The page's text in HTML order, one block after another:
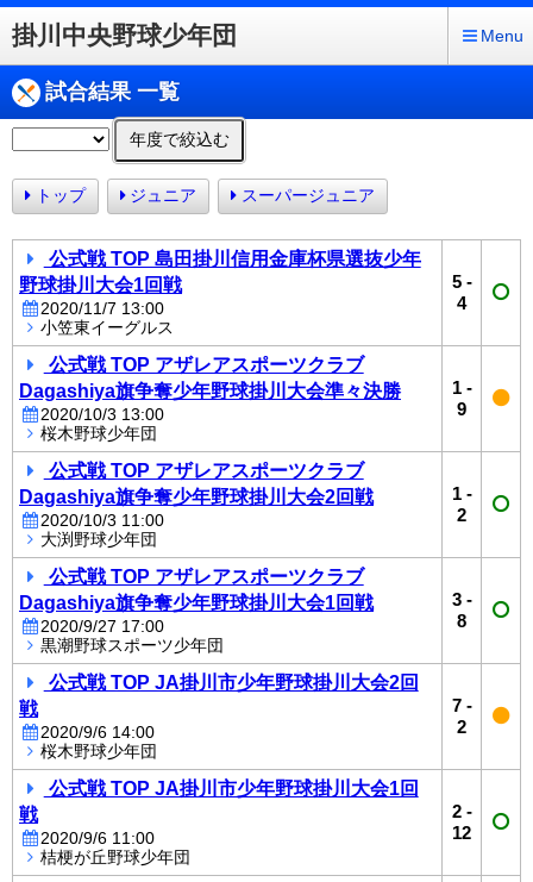
掛川中央野球少年団 Menu
試合結果 一覧
年度で絞込む
トップ ジュニア スーパージュニア
公式戦 TOP 島田掛川信用金庫杯県選抜少年
野球掛川大会1回戦
2020/11/7 13:00
小笠東イーグルス
5-
4
公式戦 TOP アザレアスポーツクラブ
Dagashiya旗争奪少年野球掛川大会準々決勝
2020/10/3 13:00
桜木野球少年団
1-
9
公式戦 TOP アザレアスポーツクラブ
Dagashiya旗争奪少年野球掛川大会2回戦
2020/10/3 11:00
大渕野球少年団
1-
2
公式戦 TOP アザレアスポーツクラブ
Dagashiya旗争奪少年野球掛川大会1回戦
2020/9/27 17:00
黒潮野球スポーツ少年団
3-
8
公式戦 TOP JA掛川市少年野球掛川大会2回
戦
2020/9/6 14:00
桜木野球少年団
7-
2
公式戦 TOP JA掛川市少年野球掛川大会1回
戦
2020/9/6 11:00
桔梗が丘野球少年団
2-
12